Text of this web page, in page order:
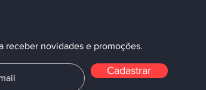
receber novidades e promoções.
Cadastrar